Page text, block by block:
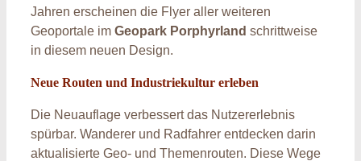
Jahren erscheinen die Flyer aller weiteren
Geoportale im Geopark Porphyrland schrittweise
in diesem neuen Design.
Neue Routen und Industriekultur erleben
Die Neuauflage verbessert das Nutzererlebnis
spürbar. Wanderer und Radfahrer entdecken darin
aktualisierte Geo- und Themenrouten. Diese Wege